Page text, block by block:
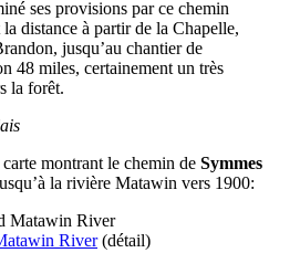
ses provisions par ce chemin
distance à partir de la Chapelle,
jusqu’au chantier de
48 miles, certainement un très
la forêt.
montrant le chemin de Symmes
la rivière Matawin vers 1900:
River(détail)